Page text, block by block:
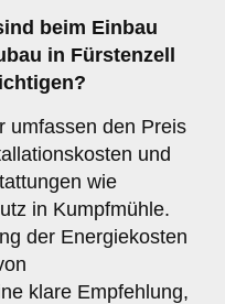
beim Einbau
in Fürstenzell
umfassen den Preis
und
wie
in Kumpfmühle.
der Energiekosten
klare Empfehlung,